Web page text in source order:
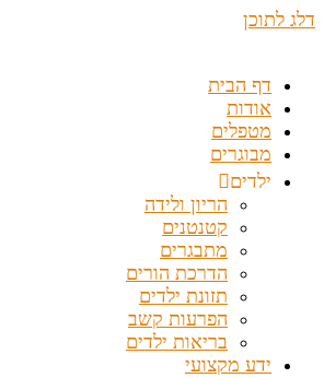
דלג לתוכן
דף הבית
אודות
מטפלים
מבוגרים
ילדים
הריון ולידה
קטנטנים
מתבגרים
הדרכת הורים
תזונת ילדים
הפרעות קשב
בריאות ילדים
ידע מקצועי